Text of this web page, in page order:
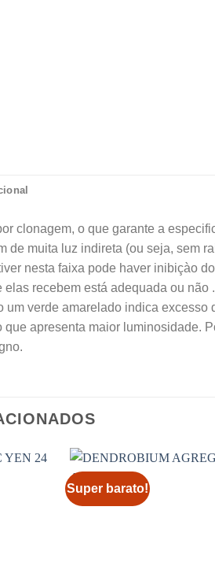
clonagem, o que garante a
de muita luz indireta (ou seja, sem
nesta faixa pode haver inibiçào
recebem está adequada ou
um verde amarelado indica
que apresenta maior luminosidade.
Super barato!